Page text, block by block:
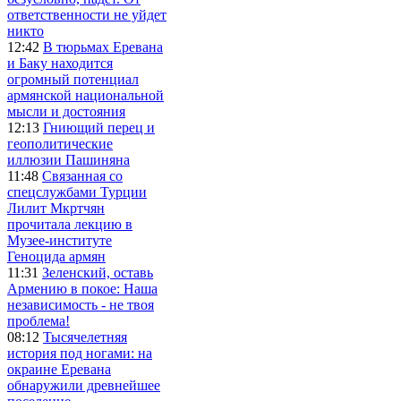
ответственности не уйдет
никто
12:42 В тюрьмах Еревана
и Баку находится
огромный потенциал
армянской национальной
мысли и достояния
12:13 Гниющий перец и
геополитические
иллюзии Пашиняна
11:48 Связанная со
спецслужбами Турции
Лилит Мкртчян
прочитала лекцию в
Музее-институте
Геноцида армян
11:31 Зеленский, оставь
Армению в покое: Наша
независимость - не твоя
проблема!
08:12 Тысячелетняя
история под ногами: на
окраине Еревана
обнаружили древнейшее